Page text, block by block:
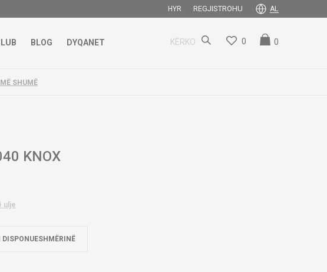
HYR REGJISTROHU AL
BLOG DYQANET KËRKO 0
0
SHUMË
KNOX
ulje